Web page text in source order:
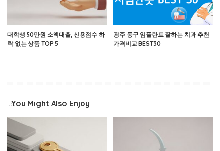
대학생 50만원 소액대출, 신용점수 하
락 없는 상품 TOP 5
광주 동구 임플란트 잘하는 치과 추천
가격비교 BEST30
You Might Also Enjoy